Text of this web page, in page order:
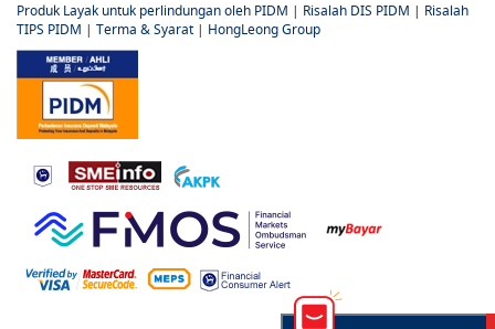
Produk Layak untuk perlindungan oleh PIDM | Risalah DIS PIDM | Risalah
TIPS PIDM | Terma & Syarat | HongLeong Group